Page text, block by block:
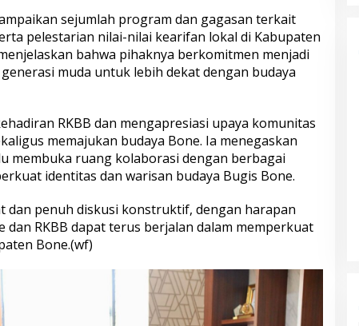
sejumlah program dan gagasan terkait
pelestarian nilai-nilai kearifan lokal di Kabupaten
bahwa pihaknya berkomitmen menjadi
muda untuk lebih dekat dengan budaya
RKBB dan mengapresiasi upaya komunitas
memajukan budaya Bone. Ia menegaskan
membuka ruang kolaborasi dengan berbagai
identitas dan warisan budaya Bugis Bone.
dan penuh diskusi konstruktif, dengan harapan
dan RKBB dapat terus berjalan dalam memperkuat
Bone.(wf)